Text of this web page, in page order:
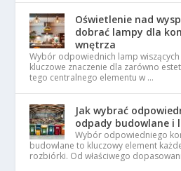
Oświetlenie nad
dobrać lampy dla
wnętrza
Wybór odpowiednich lamp
kluczowe znaczenie dla zarówno
tego centralnego elementu w …
Jak wybrać
odpady budowlane i
Wybór odpowiedniego
budowlane to kluczowy element
rozbiórki. Od właściwego